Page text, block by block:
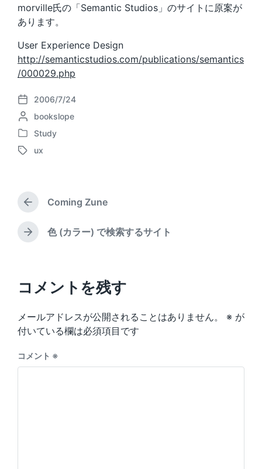
morville氏の「Semantic Studios」のサイトに原案が
あります。
User Experience Design
http://semanticstudios.com/publications/semantics
/000029.php
P
o
s
d
2006/7/24
P
o
t
bookslope
P
o
d
n
Study
T
g
e
w
ux
P
r
e
v
s
t
Coming Zune
N
p
o
t
:
色 (カラー) で検索するサイト
コメントを残す
メールアドレスが公開されることはありません。 ※ が
付いている欄は必須項目です
コメント ※